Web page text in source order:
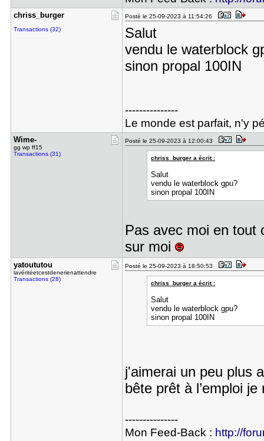
chriss_bur​ger
Transactions (32)
Posté le 25-09-2023 à 11:54:26
Salut
vendu le waterblock
sinon propal 100IN
---------------
Le monde est parfait, n'y
Wime-
gg wp ff15
Transactions (31)
Posté le 25-09-2023 à 12:00:43
chriss_burger a écrit :
Salut
vendu le waterblock gpu?
sinon propal 100IN
Pas avec moi en tout
sur moi
yatoututou
lavéritéetcestdenerienattendre
Transactions (28)
Posté le 25-09-2023 à 18:50:53
chriss_burger a écrit :
Salut
vendu le waterblock gpu?
sinon propal 100IN
j'aimerai un peu plus
bête prêt à l’emploi
---------------
Mon Feed-Back : http://